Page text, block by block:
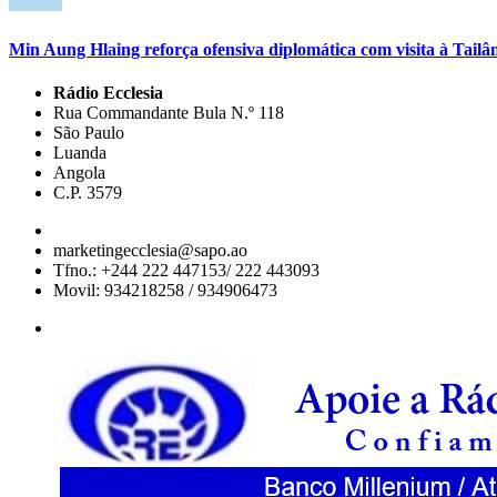
Min Aung Hlaing reforça ofensiva diplomática com visita à
Rádio Ecclesia
Rua Commandante Bula N.º 118
São Paulo
Luanda
Angola
C.P. 3579
marketingecclesia@sapo.ao
Tfno.: +244 222 447153/ 222 443093
Movil: 934218258 / 934906473